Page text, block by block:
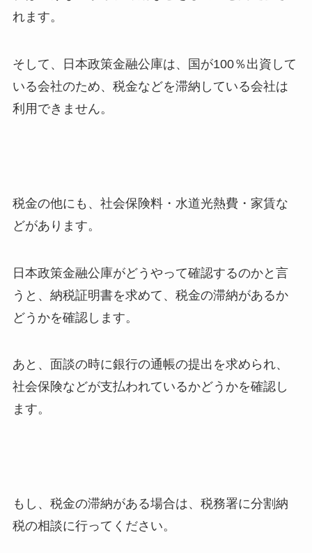
れます。
そして、日本政策金融公庫は、国が100％出資して
いる会社のため、税金などを滞納している会社は
利用できません。
税金の他にも、社会保険料・水道光熱費・家賃な
どがあります。
日本政策金融公庫がどうやって確認するのかと言
うと、納税証明書を求めて、税金の滞納があるか
どうかを確認します。
あと、面談の時に銀行の通帳の提出を求められ、
社会保険などが支払われているかどうかを確認し
ます。
もし、税金の滞納がある場合は、税務署に分割納
税の相談に行ってください。